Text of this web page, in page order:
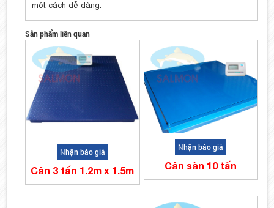
một cách dễ dàng.
Sản phẩm liên quan
Nhận báo giá
Cân 3 tấn 1.2m x 1.5m
Nhận báo giá
Cân sàn 10 tấn